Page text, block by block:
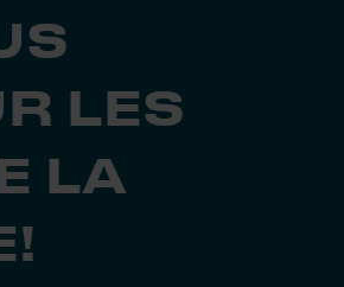
LES
LA